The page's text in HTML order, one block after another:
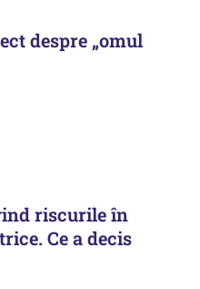
despre „omul
riscurile în
Ce a decis